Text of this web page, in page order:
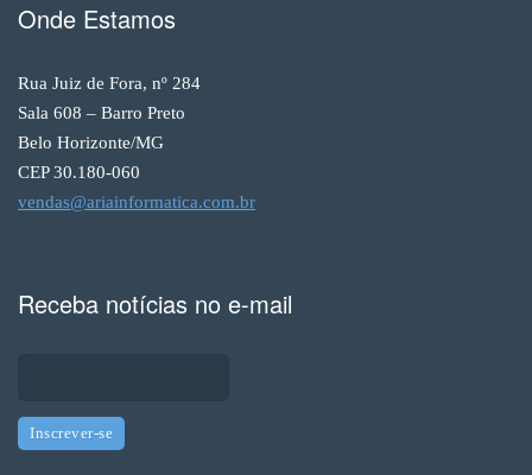
Onde Estamos
Rua Juiz de Fora, nº 284
Sala 608 – Barro Preto
Belo Horizonte/MG
CEP 30.180-060
vendas@ariainformatica.com.br
Receba notícias no e-mail